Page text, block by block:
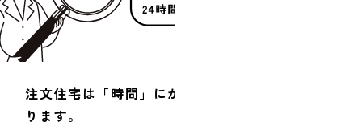
注文住宅は「時間」にかかる費用で金額が上が
ります。